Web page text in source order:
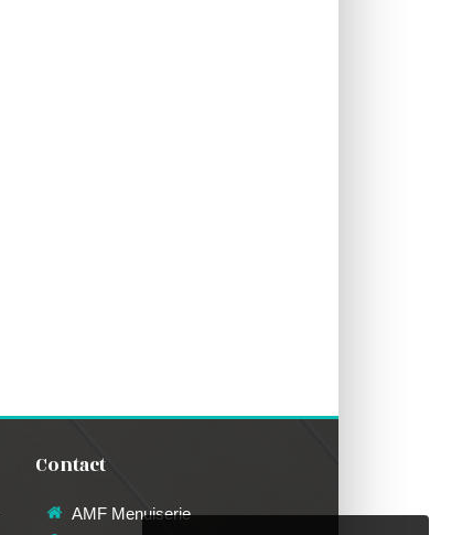
Contact
AMF Menuiserie